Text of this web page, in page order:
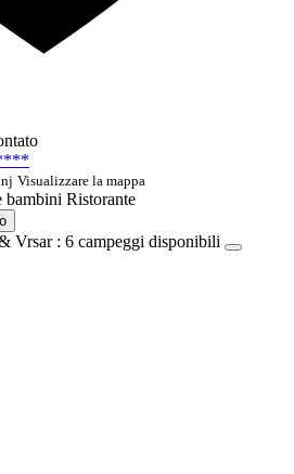
Visualizzare la mappa
bambini Ristorante
Vrsar : 6 campeggi disponibili